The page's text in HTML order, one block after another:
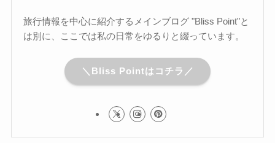
旅行情報を中心に紹介するメインブログ "Bliss Point"と
は別に、ここでは私の日常をゆるりと綴っています。
＼Bliss Pointはコチラ／